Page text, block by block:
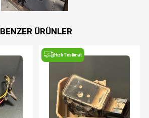
BENZER ÜRÜNLER
Hızlı Teslimat